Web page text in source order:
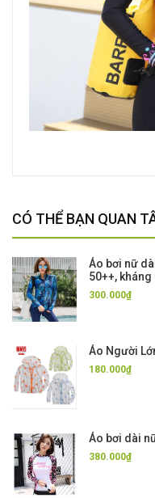
CÓ THỂ BẠN QUAN
Áo bơi nữ
50++,
300.000₫
Áo Người
180.000₫
Áo bơi dài
380.000₫